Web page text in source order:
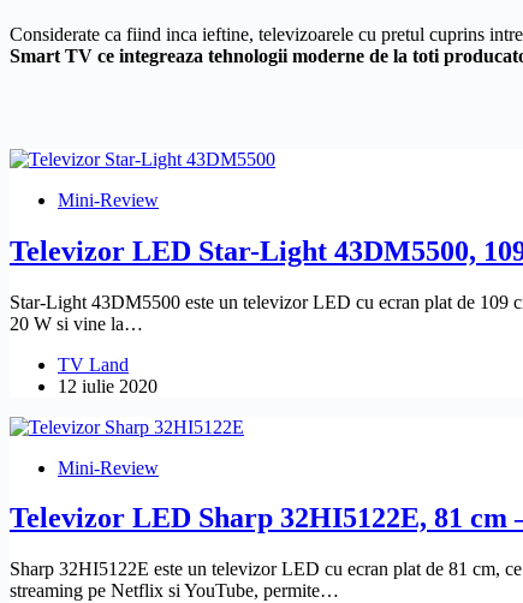
Considerate ca fiind inca ieftine, televizoarele cu pretul cuprins
Smart TV ce integreaza tehnologii moderne de la toti
Mini-Review
Televizor LED Star-Light 43DM5500,
Star-Light 43DM5500 este un televizor LED cu ecran plat de 109
20 W si vine la…
TV Land
12 iulie 2020
Mini-Review
Televizor LED Sharp 32HI5122E, 81 cm
Sharp 32HI5122E este un televizor LED cu ecran plat de 81 cm,
streaming pe Netflix si YouTube, permite…